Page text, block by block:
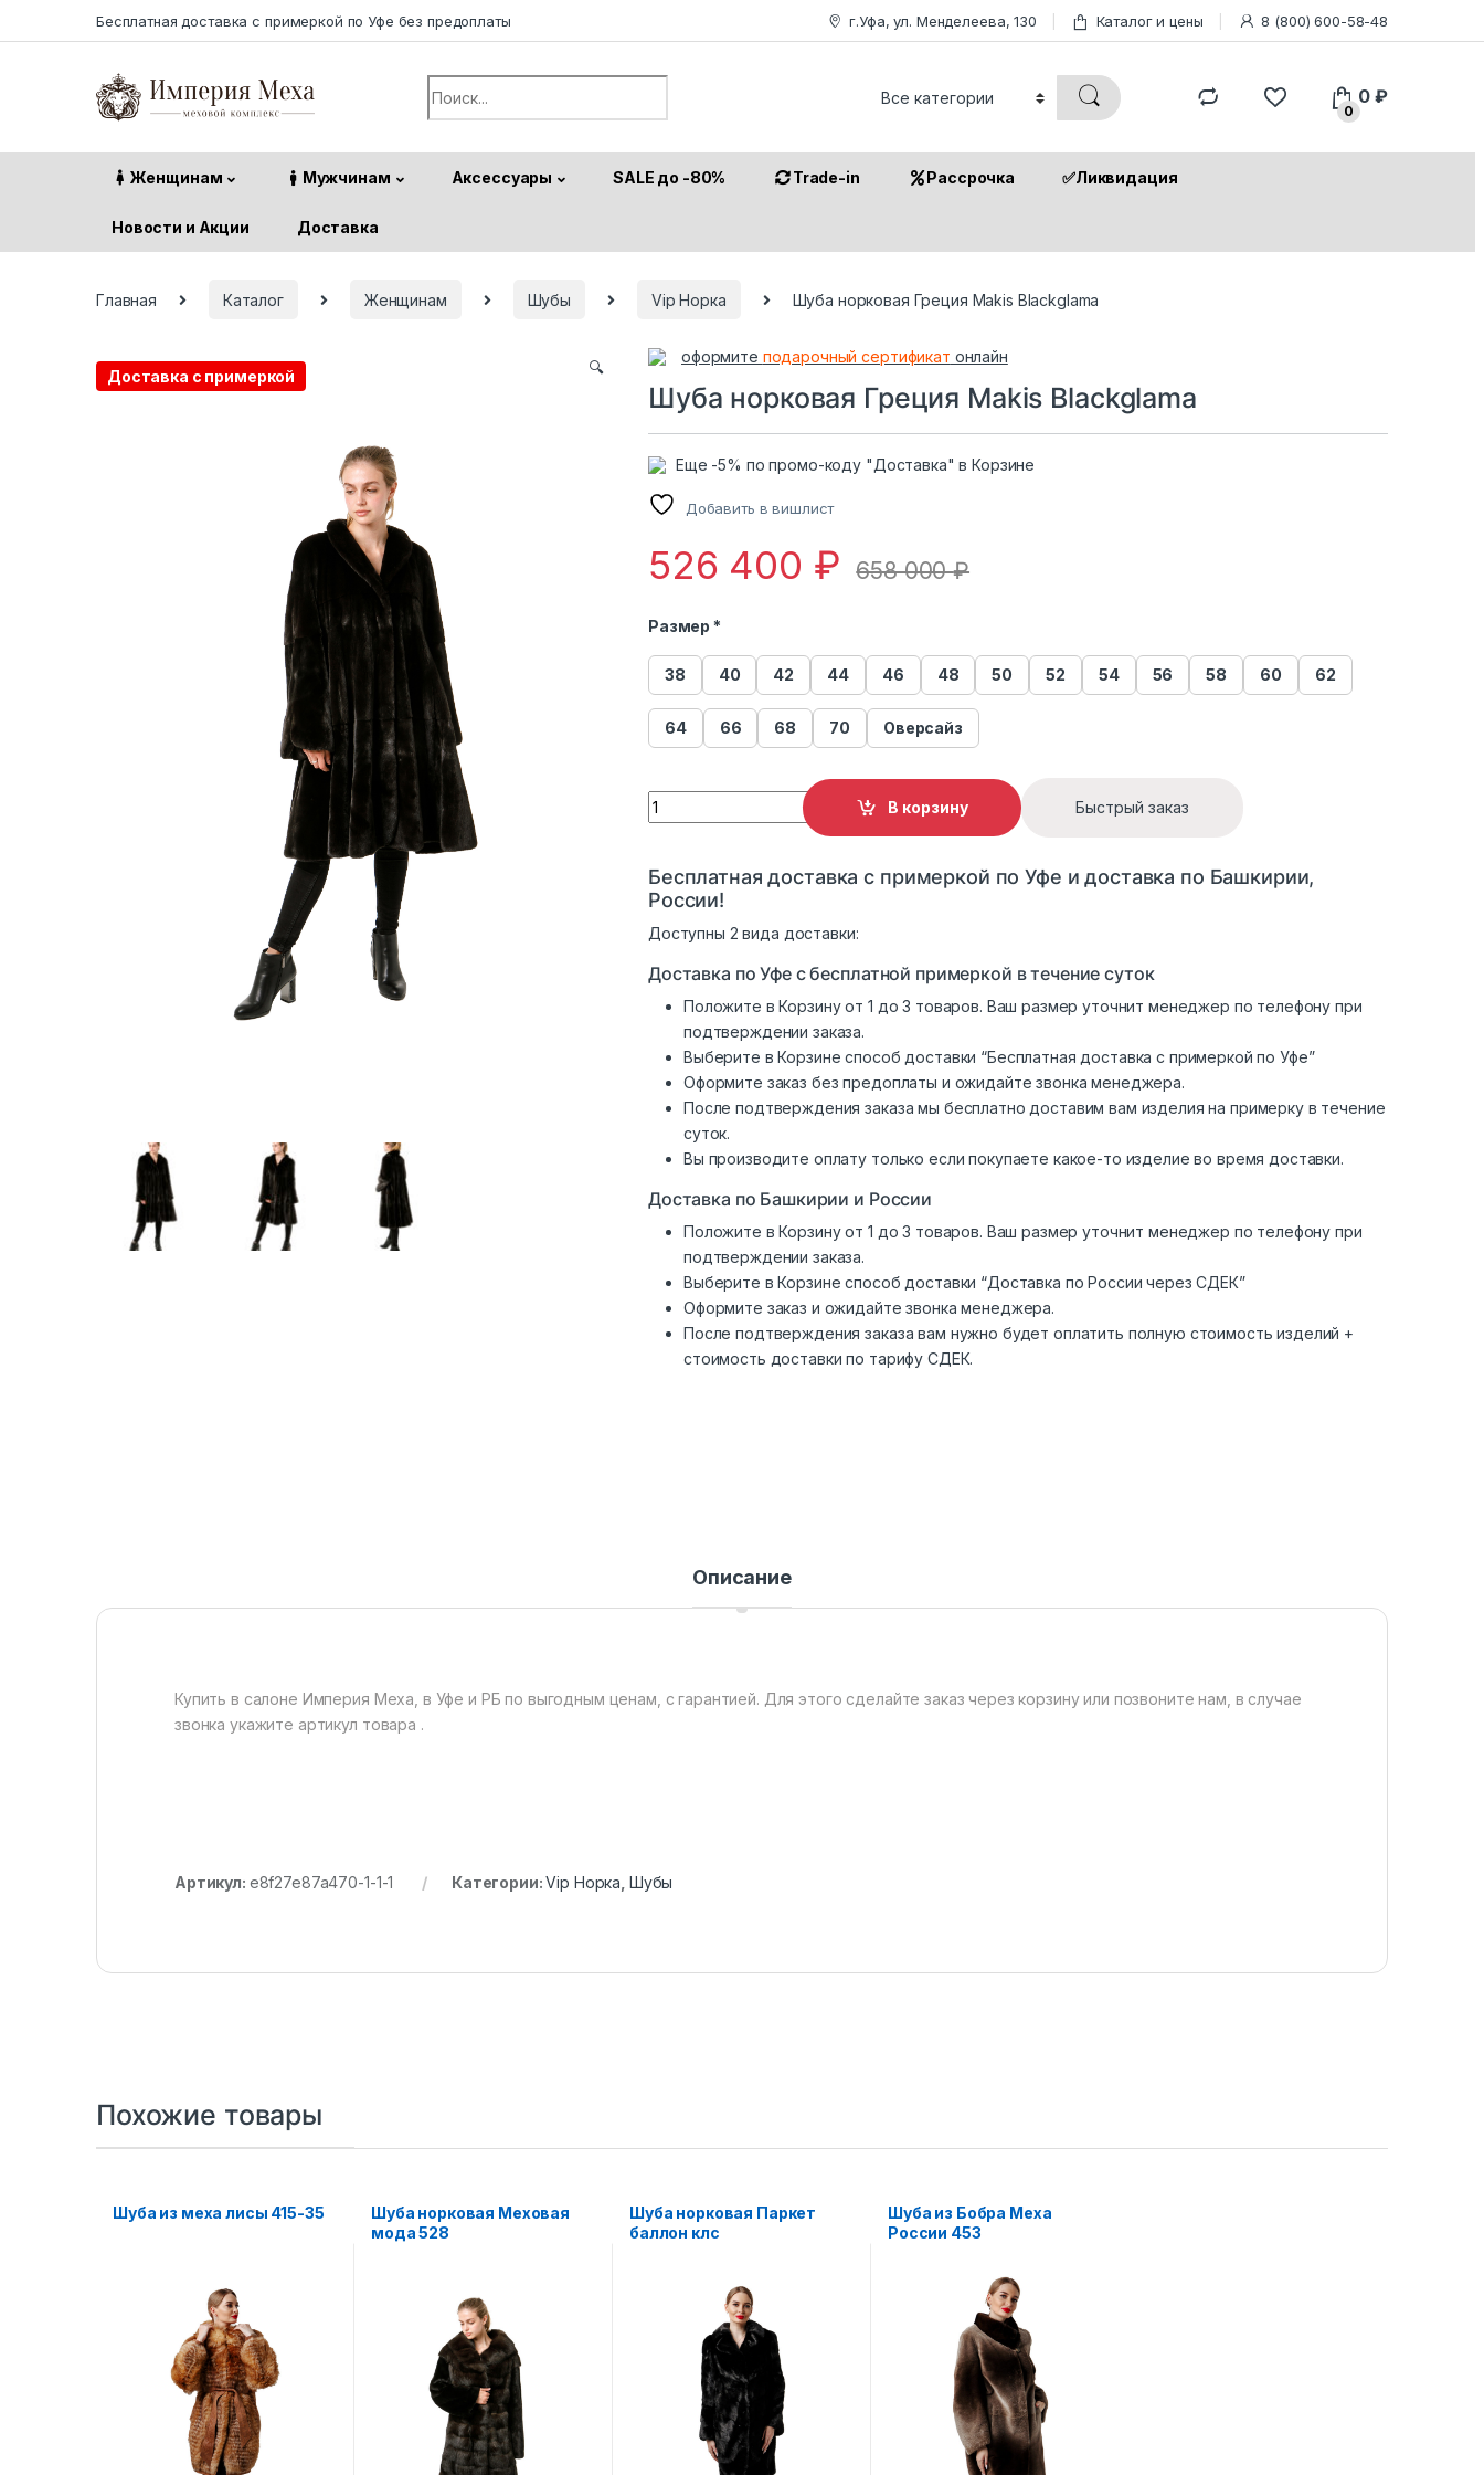
Бесплатная доставка с примеркой по Уфе без предоплаты г.Уфа, ул. Менделеева, 130 Каталог и цены 8 (800) 600-58-48
Search for:
0
0₽
Женщинам Мужчинам Аксессуары SALE до -80% Trade-in Рассрочка ✅Ликвидация
Новости и Акции Доставка
Главная Каталог Женщинам Шубы Vip Норка Шуба норковая Греция Makis Blackglama
Доставка с примеркой 🔍
оформите подарочный сертификат онлайн
Шуба норковая Греция Makis Blackglama
Еще -5% по промо-коду "Доставка" в Корзине
Добавить в вишлист
526 400 ₽ 658 000₽
Размер *
38 40 42 44 46 48 50 52 54 56 58 60 62
64 66 68 70 Оверсайз
Шуба норковая Греция Makis Blackglama quantity
В корзину Быстрый заказ
Бесплатная доставка с примеркой по Уфе и доставка по Башкирии,
России!
Доступны 2 вида доставки:
Доставка по Уфе с бесплатной примеркой в течение суток
Положите в Корзину от 1 до 3 товаров. Ваш размер уточнит менеджер по телефону при
подтверждении заказа.
Выберите в Корзине способ доставки “Бесплатная доставка с примеркой по Уфе”
Оформите заказ без предоплаты и ожидайте звонка менеджера.
После подтверждения заказа мы бесплатно доставим вам изделия на примерку в течение
суток.
Вы производите оплату только если покупаете какое-то изделие во время доставки.
Доставка по Башкирии и России
Положите в Корзину от 1 до 3 товаров. Ваш размер уточнит менеджер по телефону при
подтверждении заказа.
Выберите в Корзине способ доставки “Доставка по России через СДЕК”
Оформите заказ и ожидайте звонка менеджера.
После подтверждения заказа вам нужно будет оплатить полную стоимость изделий +
стоимость доставки по тарифу СДЕК.
Описание
Купить в салоне Империя Меха, в Уфе и РБ по выгодным ценам, с гарантией. Для этого сделайте заказ через корзину или позвоните нам, в случае
звонка укажите артикул товара .
Артикул: e8f27e87a470-1-1-1 Категории:Vip Норка Шубы
Похожие товары
Шуба из меха лисы 415-35
Шуба норковая Меховая
мода 528
Шуба норковая Паркет
баллон клс
Шуба из Бобра Меха
России 453